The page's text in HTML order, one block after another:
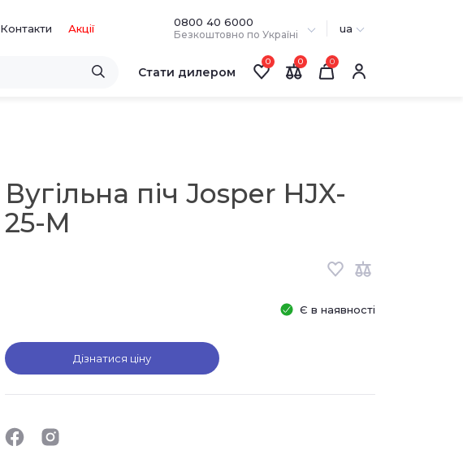
Контакти Акції 0800 40 6000
Безкоштовно по Україні ua
Стати дилером
0 0
Вугільна піч Josper HJX-
25-M
Є в наявності
Дізнатися ціну